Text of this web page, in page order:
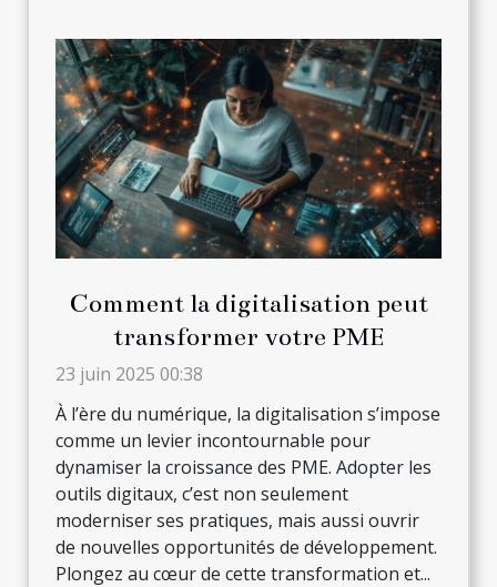
Comment la digitalisation peut
transformer votre PME
23 juin 2025 00:38
À l’ère du numérique, la digitalisation s’impose
comme un levier incontournable pour
dynamiser la croissance des PME. Adopter les
outils digitaux, c’est non seulement
moderniser ses pratiques, mais aussi ouvrir
de nouvelles opportunités de développement.
Plongez au cœur de cette transformation et...